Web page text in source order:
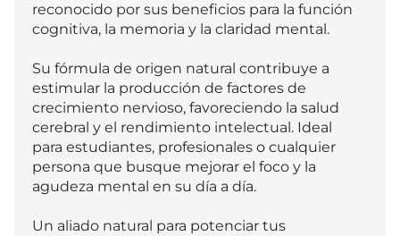
reconocido por sus beneficios para la función
cognitiva, la memoria y la claridad mental.
Su fórmula de origen natural contribuye a
estimular la producción de factores de
crecimiento nervioso, favoreciendo la salud
cerebral y el rendimiento intelectual. Ideal
para estudiantes, profesionales o cualquier
persona que busque mejorar el foco y la
agudeza mental en su día a día.
Un aliado natural para potenciar tus